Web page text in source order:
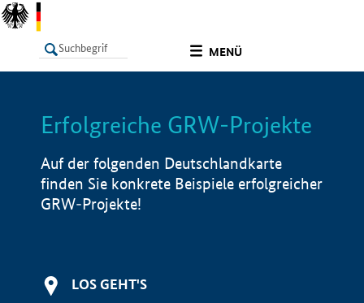
MENÜ
LISTE Info
Erfolgreiche GRW-Projekte
Auf der folgenden Deutschlandkarte
finden Sie konkrete Beispiele erfolgreicher
GRW-Projekte!
LOS GEHT'S